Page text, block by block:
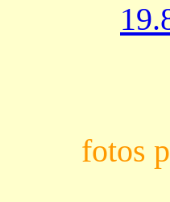
fotos